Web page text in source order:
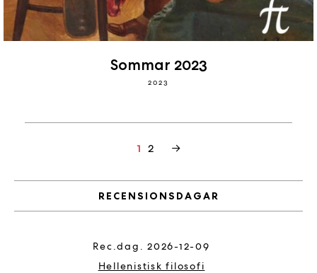
Sommar 2023
2023
1 2 →
RECENSIONSDAGAR
2026-12-09
Hellenistisk filosofi